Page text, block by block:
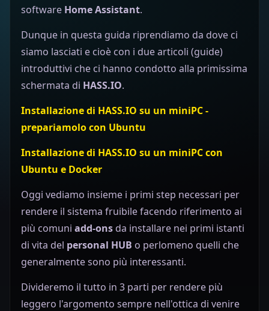
software Home Assistant.
Dunque in questa guida riprendiamo da dove ci
siamo lasciati e cioè con i due articoli (guide)
introduttivi che ci hanno condotto alla primissima
schermata di HASS.IO.
Installazione di HASS.IO su un miniPC -
prepariamolo con Ubuntu
Installazione di HASS.IO su un miniPC con
Ubuntu e Docker
Oggi vediamo insieme i primi step necessari per
rendere il sistema fruibile facendo riferimento ai
più comuni add-ons da installare nei primi istanti
di vita del personal HUB o perlomeno quelli che
generalmente sono più interessanti.
Divideremo il tutto in 3 parti per rendere più
leggero l'argomento sempre nell'ottica di venire